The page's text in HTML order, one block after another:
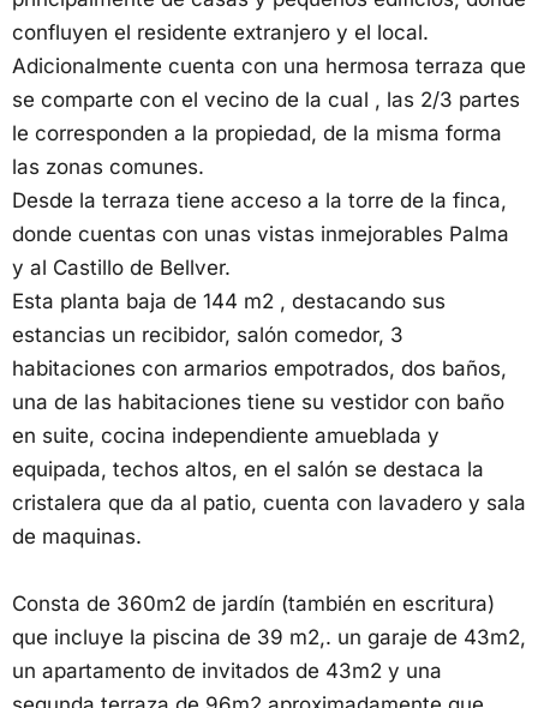
confluyen el residente extranjero y el local.
Adicionalmente cuenta con una hermosa terraza que
se comparte con el vecino de la cual , las 2/3 partes
le corresponden a la propiedad, de la misma forma
las zonas comunes.
Desde la terraza tiene acceso a la torre de la finca,
donde cuentas con unas vistas inmejorables Palma
y al Castillo de Bellver.
Esta planta baja de 144 m2 , destacando sus
estancias un recibidor, salón comedor, 3
habitaciones con armarios empotrados, dos baños,
una de las habitaciones tiene su vestidor con baño
en suite, cocina independiente amueblada y
equipada, techos altos, en el salón se destaca la
cristalera que da al patio, cuenta con lavadero y sala
de maquinas.
Consta de 360m2 de jardín (también en escritura)
que incluye la piscina de 39 m2,. un garaje de 43m2,
un apartamento de invitados de 43m2 y una